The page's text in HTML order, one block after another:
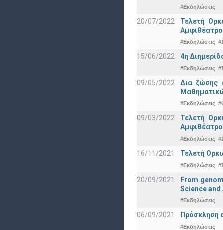
#Εκδηλώσεις
20/07/2022
Τελετή
Αμφιθέατρο
#Εκδηλώσεις
15/06/2022 4η
#Εκδηλώσεις
09/05/2022
Δια ζώσης
#Εκδηλώσεις
09/03/2022
Τελετή
Αμφιθέατρο
#Εκδηλώσεις
16/11/2021 Τελετή
#Εκδηλώσεις
20/09/2021
From
Science
#Εκδηλώσεις
06/09/2021 Πρόσκληση
#Εκδηλώσεις